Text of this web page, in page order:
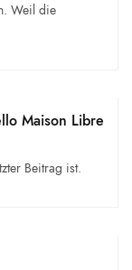
Weil die
Maison Libre
Beitrag ist.